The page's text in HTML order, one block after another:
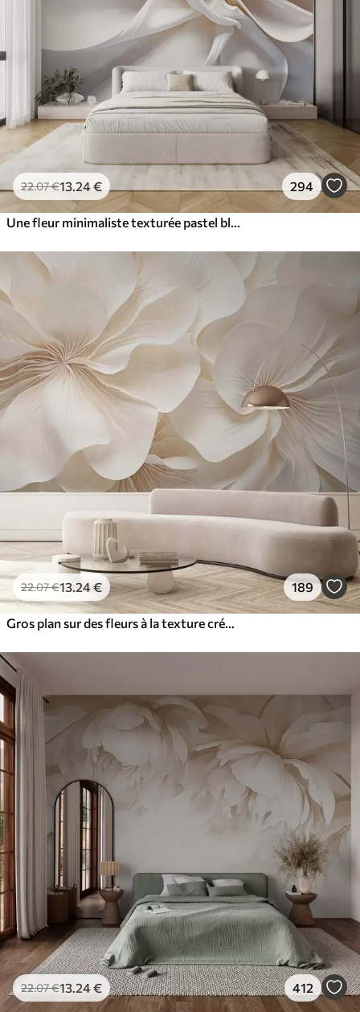
22.07€13.24€ 294
Une fleur minimaliste texturée pastel blanche avec des pétales doux, légers et aériens, sur un fond blanc
22.07€13.24€ 189
Gros plan sur des fleurs à la texture crémeuse et aux pétales délicats et fluides, créant une composition florale douce, élégante et texturée
22.07€13.24€ 412